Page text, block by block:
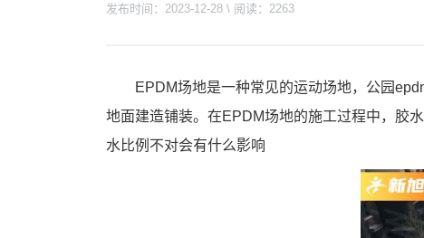
发布时间：2023-12-28 \ 阅读：2263
EPDM场地是一种常见的运动场地，公园
地面建造铺装。在EPDM场地的施工过程中，胶
水比例不对会有什么影响